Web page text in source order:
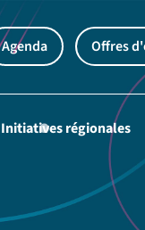
Agenda Offres
Initiatives régionales